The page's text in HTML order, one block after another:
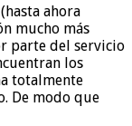
ahora
mucho más
parte del servicio
los
totalmente
De modo que